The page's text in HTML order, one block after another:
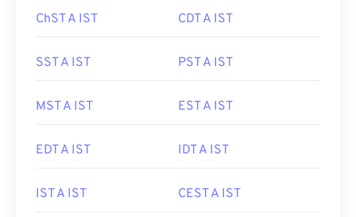
ChST A IST CDT A IST
SST A IST PST A IST
MST A IST EST A IST
EDT A IST IDT A IST
IST A IST CEST A IST